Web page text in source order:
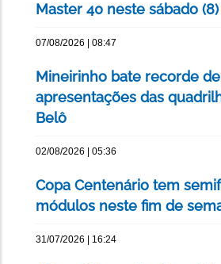
Master 40 neste sábado (8)
07/08/2026 | 08:47
Mineirinho bate recorde
apresentações das
Belô
02/08/2026 | 05:36
Copa Centenário tem
módulos neste fim de
31/07/2026 | 16:24